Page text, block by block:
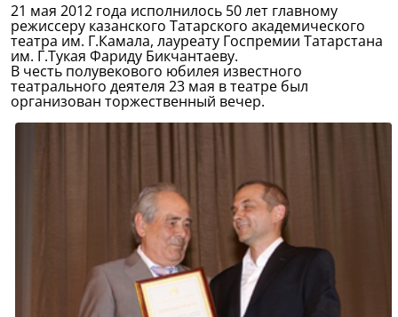
21 мая 2012 года исполнилось 50 лет главному
режиссеру казанского Татарского академического
театра им. Г.Камала, лауреату Госпремии Татарстана
им. Г.Тукая Фариду Бикчантаеву.
В честь полувекового юбилея известного
театрального деятеля 23 мая в театре был
организован торжественный вечер.